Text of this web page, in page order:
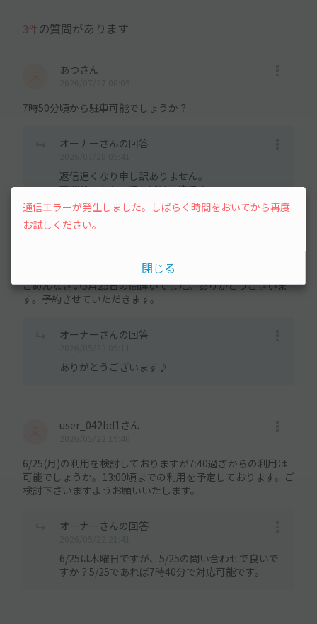
3件の質問があります
あつさん
7時50分頃から駐車可能でしょうか？
オーナーさんの回答
返信遅くなり申し訳ありません。
玄関側、向かって左側は可能です。
user_042bd1さん
ごめんなさい5月25日の間違いでした。ありがとうございま
す。予約させていただきます。
オーナーさんの回答
ありがとうございます♪
user_042bd1さん
6/25(月)の利用を検討しておりますが7:40過ぎからの利用は
可能でしょうか。13:00頃までの利用を予定しております。ご
検討下さいますようお願いいたします。
オーナーさんの回答
6/25は木曜日ですが、5/25の問い合わせで良いで
すか？5/25であれば7時40分で対応可能です。
通信エラーが発生しました。しばらく時間をおいてから再度
お試しください。
閉じる